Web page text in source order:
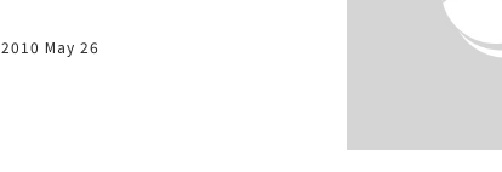
2010 May 26